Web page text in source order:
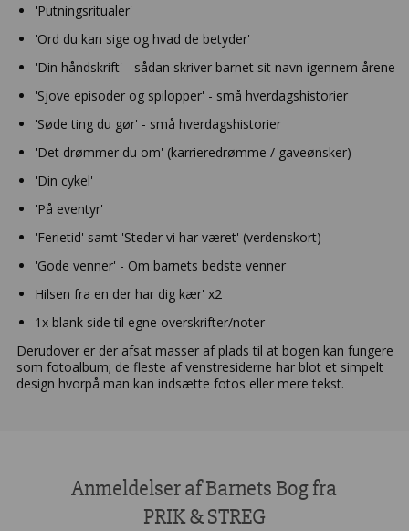
'Putningsritualer'
'Ord du kan sige og hvad de betyder'
'Din håndskrift' - sådan skriver barnet sit navn igennem årene
'Sjove episoder og spilopper' - små hverdagshistorier
'Søde ting du gør' - små hverdagshistorier
'Det drømmer du om' (karrieredrømme / gaveønsker)
'Din cykel'
'På eventyr'
'Ferietid' samt 'Steder vi har været' (verdenskort)
'Gode venner' - Om barnets bedste venner
Hilsen fra en der har dig kær' x2
1x blank side til egne overskrifter/noter
Derudover er der afsat masser af plads til at bogen kan fungere
som fotoalbum; de fleste af venstresiderne har blot et simpelt
design hvorpå man kan indsætte fotos eller mere tekst.
Anmeldelser af Barnets Bog fra
PRIK & STREG